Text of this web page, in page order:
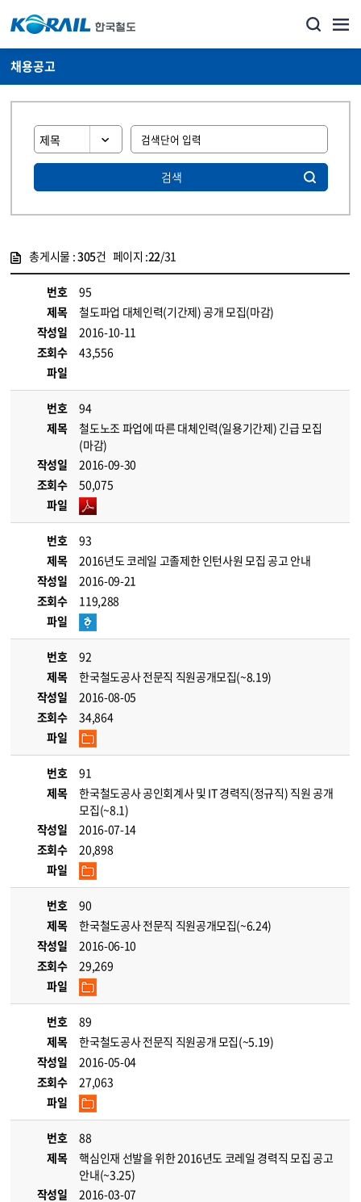
채용공고
검색
총게시물 :305건 페이지 :22/31
번호
95
제목
철도파업 대체인력(기간제) 공개 모집(마감)
작성일
2016-10-11
조회수
43,556
파일
번호
94
제목
철도노조 파업에 따른 대체인력(일용기간제) 긴급 모집
(마감)
작성일
2016-09-30
조회수
50,075
파일
번호
93
제목
2016년도 코레일 고졸제한 인턴사원 모집 공고 안내
작성일
2016-09-21
조회수
119,288
파일
번호
92
제목
한국철도공사 전문직 직원공개모집(~8.19)
작성일
2016-08-05
조회수
34,864
파일
번호
91
제목
한국철도공사 공인회계사 및 IT 경력직(정규직) 직원 공개
모집(~8.1)
작성일
2016-07-14
조회수
20,898
파일
번호
90
제목
한국철도공사 전문직 직원공개모집(~6.24)
작성일
2016-06-10
조회수
29,269
파일
번호
89
제목
한국철도공사 전문직 직원공개 모집(~5.19)
작성일
2016-05-04
조회수
27,063
파일
번호
88
제목
핵심인재 선발을 위한 2016년도 코레일 경력직 모집 공고
안내(~3.25)
작성일
2016-03-07